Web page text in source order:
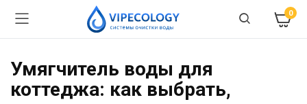
0
Умягчитель воды для
коттеджа: как выбрать,